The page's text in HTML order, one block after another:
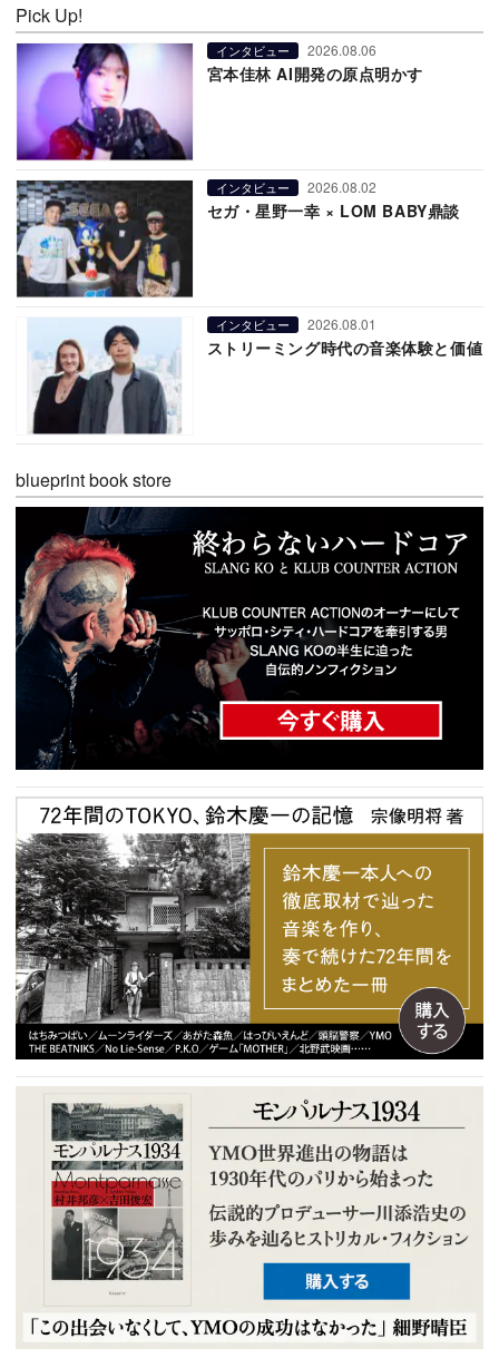
Pick Up!
インタビュー 2026.08.06
宮本佳林 AI開発の原点明かす
インタビュー 2026.08.02
セガ・星野一幸 × LOM BABY鼎談
インタビュー 2026.08.01
ストリーミング時代の音楽体験と価値
blueprint book store